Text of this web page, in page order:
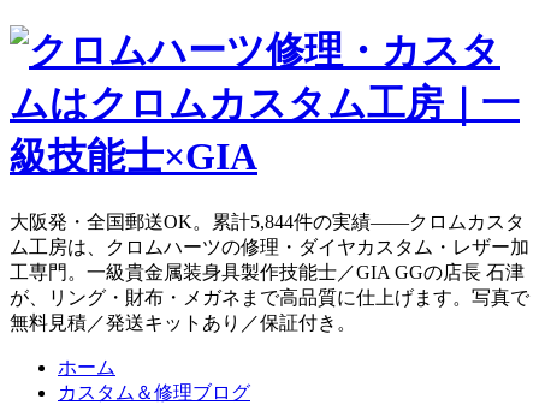
大阪発・全国郵送OK。累計5,844件の実績——クロムカスタ
ム工房は、クロムハーツの修理・ダイヤカスタム・レザー加
工専門。一級貴金属装身具製作技能士／GIA GGの店長 石津
が、リング・財布・メガネまで高品質に仕上げます。写真で
無料見積／発送キットあり／保証付き。
ホーム
カスタム＆修理ブログ